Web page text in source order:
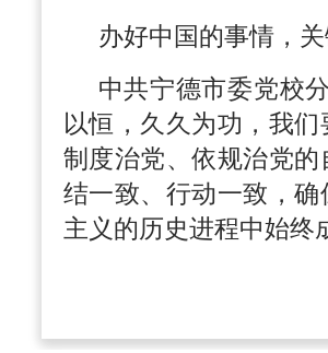
办好中国的事情，
中共宁德市委党校
以恒，久久为功，我
制度治党、依规治党
结一致、行动一致，
主义的历史进程中始终